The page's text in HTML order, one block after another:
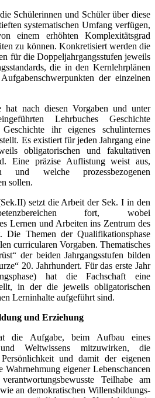
Schülerinnen und Schüler über diese
systematischen Umfang verfügen,
einem erhöhten Komplexitätsgrad
zu können. Konkretisiert werden die
für die Doppeljahrgangsstufen jeweils
die in den Kernlehrplänen
der einzelnen
hat nach diesen Vorgaben und unter
Lehrbuches Geschichte
ihr eigenes schulinternes
Es existiert für jeden Jahrgang eine
obligatorischen und fakultativen
Eine präzise Auflistung weist aus,
und welche prozessbezogenen
sollen.
setzt die Arbeit der Sek. I in den
fort, wobei
Lernen und Arbeiten ins Zentrum des
Die Themen der Qualifikationsphase
curricularen Vorgaben. Thematisches
der beiden Jahrgangsstufen bilden
20. Jahrhundert. Für das erste Jahr
hat die Fachschaft eine
in der die jeweils obligatorischen
Lerninhalte aufgeführt sind.
und Erziehung
die Aufgabe, beim Aufbau eines
Weltwissens mitzuwirken, die
und damit der eigenen
Wahrnehmung eigener Lebenschancen
Teilhabe am
an demokratischen Willensbildungs-